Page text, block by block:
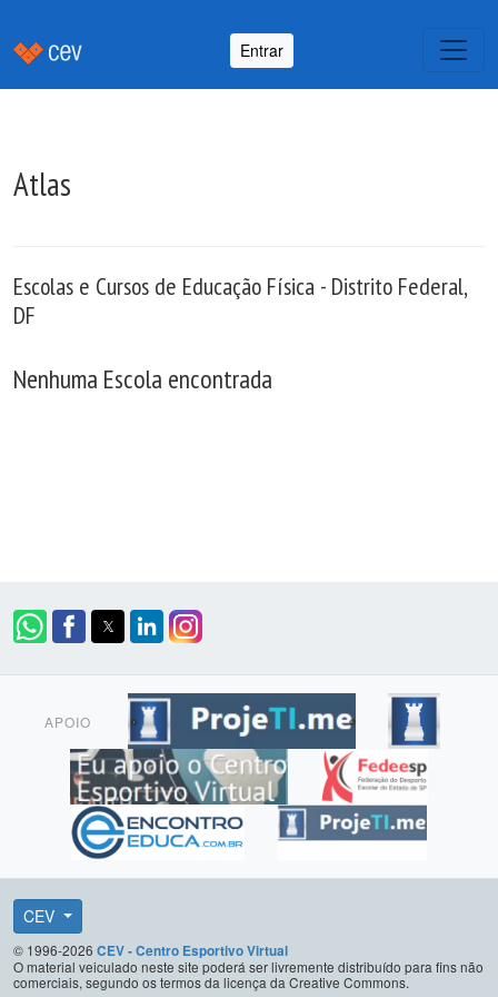
Entrar
Atlas
Escolas e Cursos de Educação Física - Distrito Federal,
DF
Nenhuma Escola encontrada
APOIO
CEV
© 1996-2026 CEV - Centro Esportivo Virtual
O material veiculado neste site poderá ser livremente distribuído para fins não
comerciais, segundo os termos da licença da Creative Commons.